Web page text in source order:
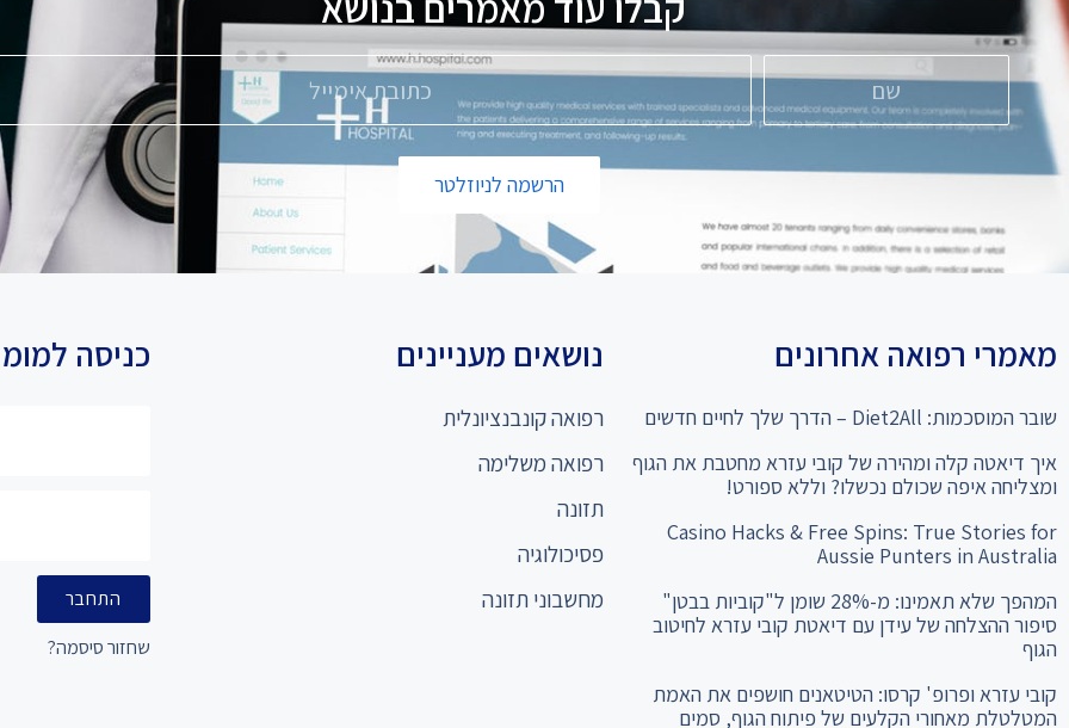
הרשמה לניוזלטר
מאמרי רפואה אחרונים
שובר המוסכמות: Diet2All – הדרך שלך לחיים חדשים
איך דיאטה קלה ומהירה של קובי עזרא מחטבת את הגוף
ומצליחה איפה שכולם נכשלו? וללא ספורט!
Casino Hacks & Free Spins: True Stories for
Aussie Punters in Australia
המהפך שלא תאמינו: מ-28% שומן ל"קוביות בבטן"
סיפור ההצלחה של עידן עם דיאטת קובי עזרא לחיטוב
הגוף
קובי עזרא ופרופ' קרסו: הטיטאנים חושפים את האמת
המטלטלת מאחורי הקלעים של פיתוח הגוף, סמים
נושאים מעניינים
רפואה קונבנציונלית
רפואה משלימה
תזונה
פסיכולוגיה
מחשבוני תזונה
כניסה
התחבר
שחזור סיסמה?